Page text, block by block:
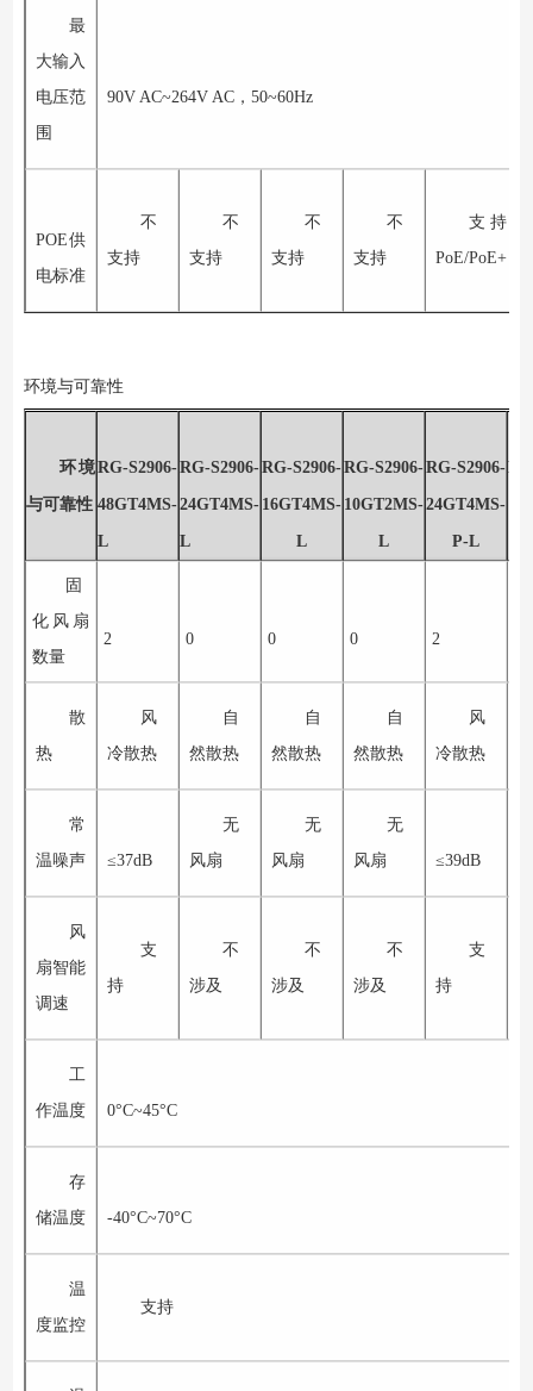
最
大输入
电压范
围
90V AC~264V AC， 50~60Hz
POE供
电标准
不
支持
不
支持
不
支持
不
支持
支持
PoE/PoE+
环境与可靠性
环境
与可靠性
RG-S2906-
48GT4MS-
L
RG-S2906-
24GT4MS-
L
RG-S2906-
16GT4MS-
L
RG-S2906-
10GT2MS-
L
RG-S2906-
24GT4MS-
P-L
固
化风扇
数量
2 0 0 0 2
散
热
风
冷散热
自
然散热
自
然散热
自
然散热
风
冷散热
常
温噪声
≤37dB
无
风扇
无
风扇
无
风扇
≤39dB
风
扇智能
调速
支
持
不
涉及
不
涉及
不
涉及
支
持
工
作温度
0°C~45°C
存
储温度
-40°C~70°C
温
度监控
支持